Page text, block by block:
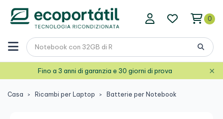
0
Fino a 3 anni di garanzia e 30 giorni di prova ×
Casa Ricambi per Laptop Batterie per Notebook